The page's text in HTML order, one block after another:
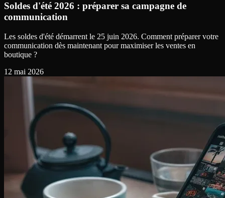
Soldes d'été 2026 : préparer sa campagne de
communication
Les soldes d'été démarrent le 25 juin 2026. Comment préparer votre
communication dès maintenant pour maximiser les ventes en
boutique ?
12 mai 2026